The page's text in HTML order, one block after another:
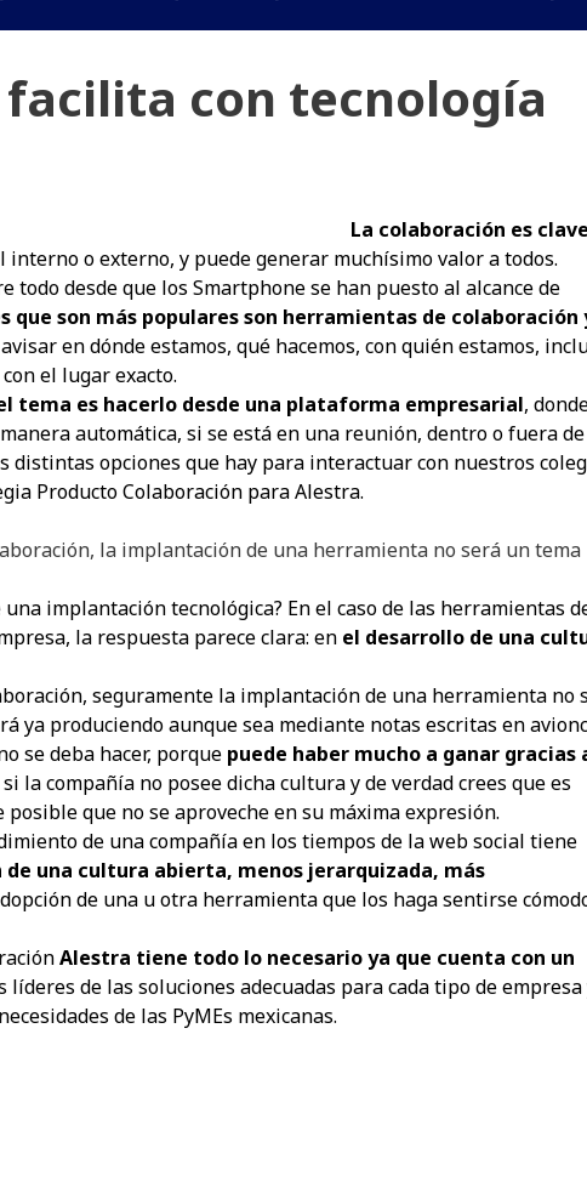
con tecnología
La colaboración es
interno o externo, y puede generar muchísimo valor a todos.
todo desde que los Smartphone se han puesto al alcance de
que son más populares son herramientas de colaboración
en dónde estamos, qué hacemos, con quién estamos,
el lugar exacto.
tema es hacerlo desde una plataforma empresarial,
automática, si se está en una reunión, dentro o fuera
opciones que hay para interactuar con nuestros
Producto Colaboración para Alestra.
la implantación de una herramienta no será un tema
implantación tecnológica? En el caso de las herramientas
la respuesta parece clara: en el desarrollo de una
seguramente la implantación de una herramienta no
ya produciendo aunque sea mediante notas escritas en
se deba hacer, porque puede haber mucho a ganar gracias
si la compañía no posee dicha cultura y de verdad crees que es
que no se aproveche en su máxima expresión.
de una compañía en los tiempos de la web social tiene
una cultura abierta, menos jerarquizada, más
de una u otra herramienta que los haga sentirse
Alestra tiene todo lo necesario ya que cuenta con un
líderes de las soluciones adecuadas para cada tipo de empresa
de las PyMEs mexicanas.